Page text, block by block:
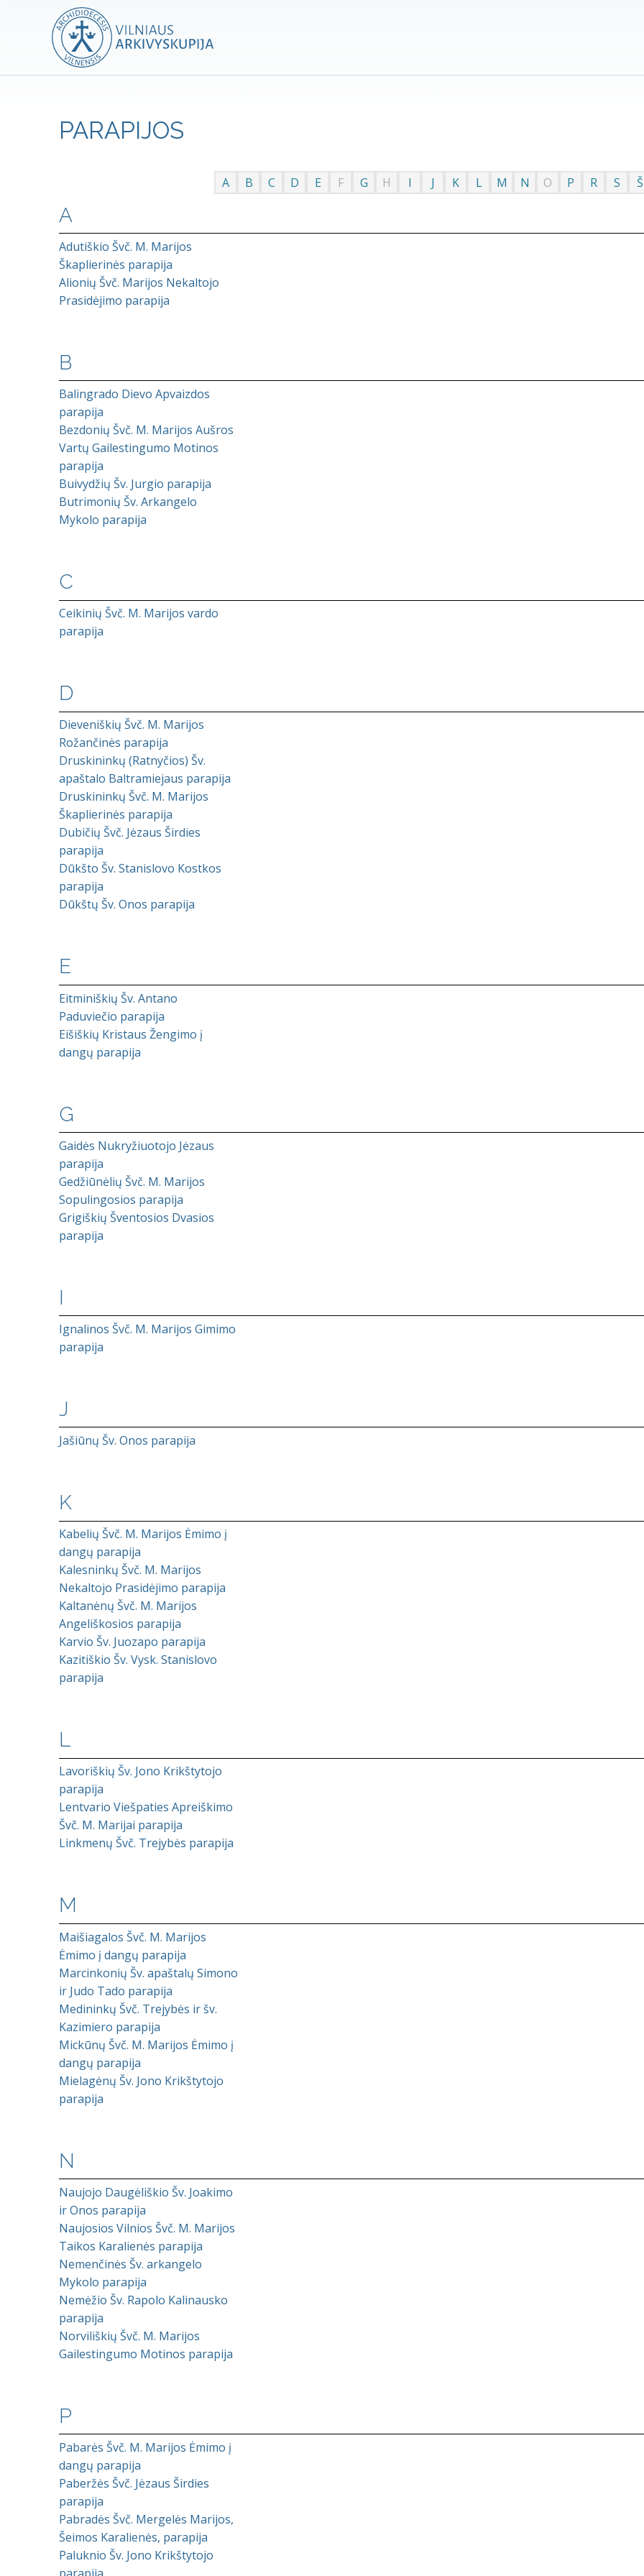
PARAPIJOS
A B C D E F G H I J K L M N O P R S Š
A
Adutiškio Švč. M. Marijos
Škaplierinės parapija
Alionių Švč. Marijos Nekaltojo
Prasidėjimo parapija
B
Balingrado Dievo Apvaizdos
parapija
Bezdonių Švč. M. Marijos Aušros
Vartų Gailestingumo Motinos
parapija
Buivydžių Šv. Jurgio parapija
Butrimonių Šv. Arkangelo
Mykolo parapija
C
Ceikinių Švč. M. Marijos vardo
parapija
D
Dieveniškių Švč. M. Marijos
Rožančinės parapija
Druskininkų (Ratnyčios) Šv.
apaštalo Baltramiejaus parapija
Druskininkų Švč. M. Marijos
Škaplierinės parapija
Dubičių Švč. Jėzaus Širdies
parapija
Dūkšto Šv. Stanislovo Kostkos
parapija
Dūkštų Šv. Onos parapija
E
Eitminiškių Šv. Antano
Paduviečio parapija
Eišiškių Kristaus Žengimo į
dangų parapija
G
Gaidės Nukryžiuotojo Jėzaus
parapija
Gedžiūnėlių Švč. M. Marijos
Sopulingosios parapija
Grigiškių Šventosios Dvasios
parapija
I
Ignalinos Švč. M. Marijos Gimimo
parapija
J
Jašiūnų Šv. Onos parapija
K
Kabelių Švč. M. Marijos Ėmimo į
dangų parapija
Kalesninkų Švč. M. Marijos
Nekaltojo Prasidėjimo parapija
Kaltanėnų Švč. M. Marijos
Angeliškosios parapija
Karvio Šv. Juozapo parapija
Kazitiškio Šv. Vysk. Stanislovo
parapija
L
Lavoriškių Šv. Jono Krikštytojo
parapija
Lentvario Viešpaties Apreiškimo
Švč. M. Marijai parapija
Linkmenų Švč. Trejybės parapija
M
Maišiagalos Švč. M. Marijos
Ėmimo į dangų parapija
Marcinkonių Šv. apaštalų Simono
ir Judo Tado parapija
Medininkų Švč. Trejybės ir šv.
Kazimiero parapija
Mickūnų Švč. M. Marijos Ėmimo į
dangų parapija
Mielagėnų Šv. Jono Krikštytojo
parapija
N
Naujojo Daugėliškio Šv. Joakimo
ir Onos parapija
Naujosios Vilnios Švč. M. Marijos
Taikos Karalienės parapija
Nemenčinės Šv. arkangelo
Mykolo parapija
Nemėžio Šv. Rapolo Kalinausko
parapija
Norviliškių Švč. M. Marijos
Gailestingumo Motinos parapija
P
Pabarės Švč. M. Marijos Ėmimo į
dangų parapija
Paberžės Švč. Jėzaus Širdies
parapija
Pabradės Švč. Mergelės Marijos,
Šeimos Karalienės, parapija
Paluknio Šv. Jono Krikštytojo